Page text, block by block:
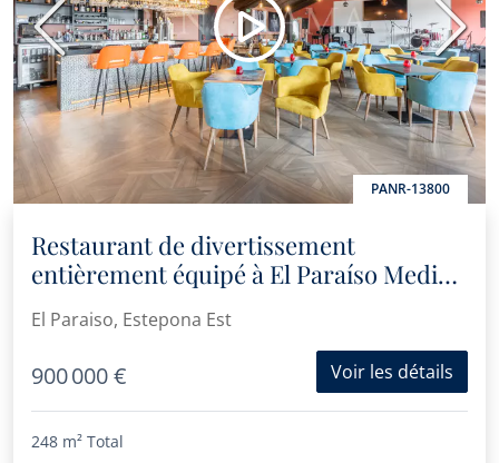
PANR-13800
Précédent
Restaurant de divertissement
entièrement équipé à El Paraíso Medio,
Estepona
El Paraiso, Estepona Est
900 000 € Voir les détails
248 m² Total